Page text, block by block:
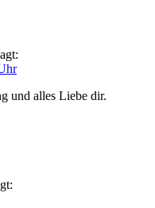
und alles Liebe dir.